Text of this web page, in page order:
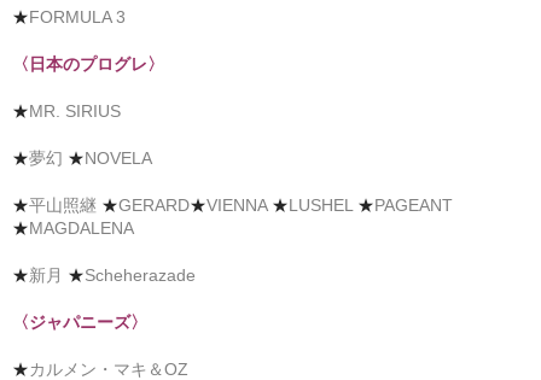
★FORMULA 3
〈日本のプログレ〉
★MR. SIRIUS
★夢幻 ★NOVELA
★平山照継 ★GERARD★VIENNA★LUSHEL ★PAGEANT
★MAGDALENA
★新月 ★Scheherazade
〈ジャパニーズ〉
★カルメン・マキ＆OZ